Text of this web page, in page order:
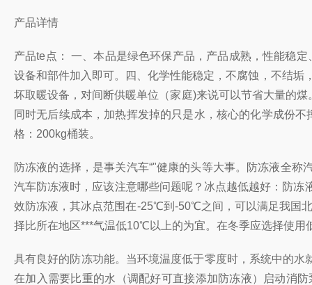
产品详情
产品te点： 一、本品是绿色环保产品，产品成熟，性能稳
设备和部件加入即可。四、化学性能稳定，不腐蚀，不结
坏取暖设备，对间断供暖单位（家庭)来说可以节省大量的
同时无后续成本，加热挥发掉的只是水，核心的化学成份
格：200kg桶装。
防冻液的选择，是事关汽车“"健康的头等大事。防冻液全
汽车防冻液时，应该注意哪些问题呢？冰点越低越好：防
效防冻液，其冰点范围在-25℃到-50℃之间，可以满足我国
择比所在地区***气温低10℃以上的为宜。在冬季应选择使用
具有良好的防冻功能。当环境温度低于零度时，系统中的
在加入需要比重的水（调配好可直接添加防冻液）启动消